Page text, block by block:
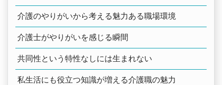
介護のやりがいから考える魅力ある職場環境
介護士がやりがいを感じる瞬間
共同性という特性なしには生まれない
私生活にも役立つ知識が増える介護職の魅力